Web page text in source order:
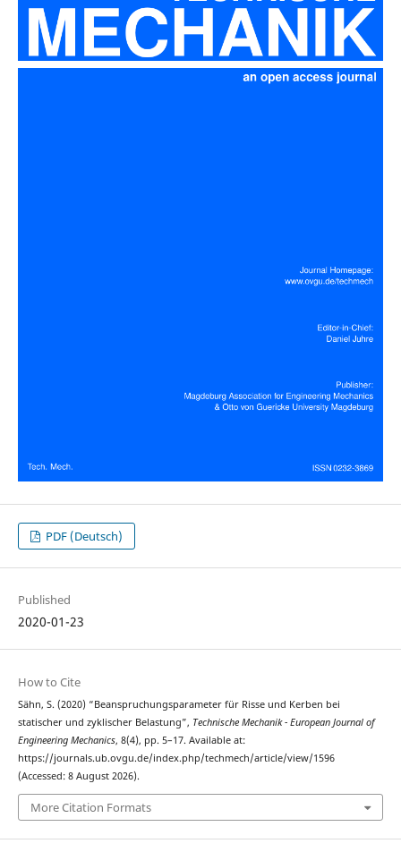
PDF (Deutsch)
Published
2020-01-23
How to Cite
Sähn, S. (2020) “Beanspruchungsparameter für Risse und Kerben bei
statischer und zyklischer Belastung”, Technische Mechanik - European Journal of
Engineering Mechanics, 8(4), pp. 5–17. Available at:
https://journals.ub.ovgu.de/index.php/techmech/article/view/1596
(Accessed: 8 August 2026).
More Citation Formats